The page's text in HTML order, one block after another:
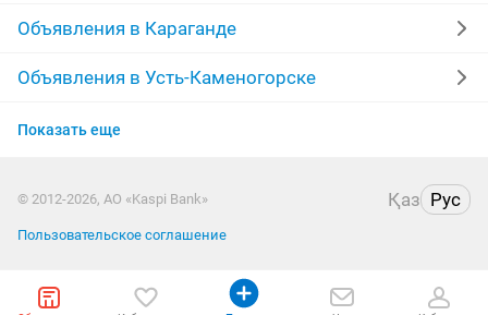
Объявления в Караганде
Объявления в Усть-Каменогорске
Объявления в Актобе
Объявления в Таразе
Объявления в Павлодаре
Показать еще
© 2012-2026, АО «Kaspi Bank» Қаз Рус
Пользовательское соглашение